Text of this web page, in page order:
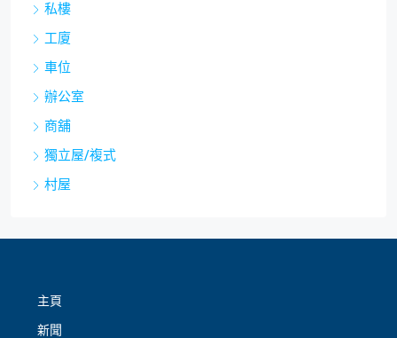
私樓
工廈
車位
辦公室
商舖
獨立屋/複式
村屋
主頁
新聞